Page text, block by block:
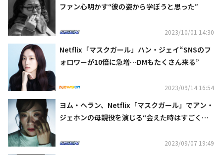
ファン心明かす“彼の姿から学ぼうと思った”
2023/10/01 14:30
Netflix「マスクガール」ハン・ジェイ“SNSのフ
ォロワーが10倍に急増…DMもたくさん来る”
2023/09/14 16:54
ヨム・ヘラン、Netflix「マスクガール」でアン・
ジェホンの母親役を演じる“会えた時はすごく嬉
2023/09/07 19:49